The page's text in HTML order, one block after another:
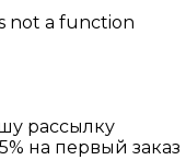
not a function
рассылку
на первый заказ